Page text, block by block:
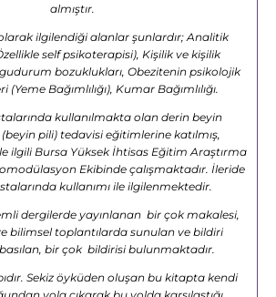
almıştır.
ilgilendiği alanlar şunlardır; Analitik
self psikoterapisi), Kişilik ve kişilik
bozuklukları, Obezitenin psikolojik
Bağımlılığı), Kumar Bağımlılığı.
kullanılmakta olan derin beyin
pili) tedavisi eğitimlerine katılmış,
ilgili Bursa Yüksek İhtisas Eğitim Araştırma
Ekibinde çalışmaktadır. İleride
kullanımı ile ilgilenmektedir.
dergilerde yayınlanan bir çok makalesi,
bilimsel toplantılarda sunulan ve bildiri
bir çok bildirisi bulunmaktadır.
Sekiz öyküden oluşan bu kitapta kendi